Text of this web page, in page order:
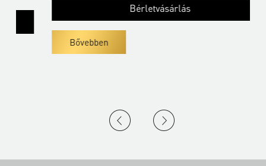
Bérletvásárlás
Bővebben